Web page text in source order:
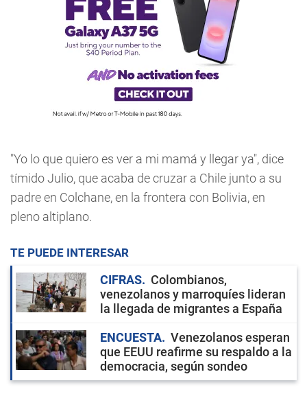
"Yo lo que quiero es ver a mi mamá y llegar ya", dice
tímido Julio, que acaba de cruzar a Chile junto a su
padre en Colchane, en la frontera con Bolivia, en
pleno altiplano.
TE PUEDE INTERESAR
CIFRAS
Colombianos,
venezolanos y marroquíes lideran
la llegada de migrantes a España
ENCUESTA
Venezolanos esperan
que EEUU reafirme su respaldo a la
democracia, según sondeo